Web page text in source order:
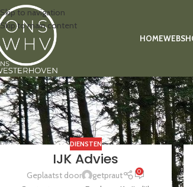
Skip to navigation
Skip to main content
HOME
DIENSTEN
IJK Advies
Geplaatst door getpraut 0